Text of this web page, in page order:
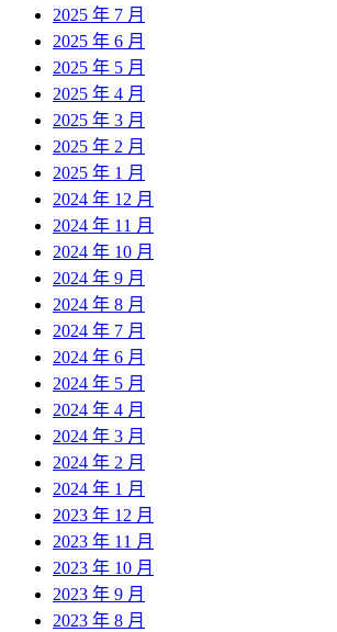
2025 年 7 月
2025 年 6 月
2025 年 5 月
2025 年 4 月
2025 年 3 月
2025 年 2 月
2025 年 1 月
2024 年 12 月
2024 年 11 月
2024 年 10 月
2024 年 9 月
2024 年 8 月
2024 年 7 月
2024 年 6 月
2024 年 5 月
2024 年 4 月
2024 年 3 月
2024 年 2 月
2024 年 1 月
2023 年 12 月
2023 年 11 月
2023 年 10 月
2023 年 9 月
2023 年 8 月